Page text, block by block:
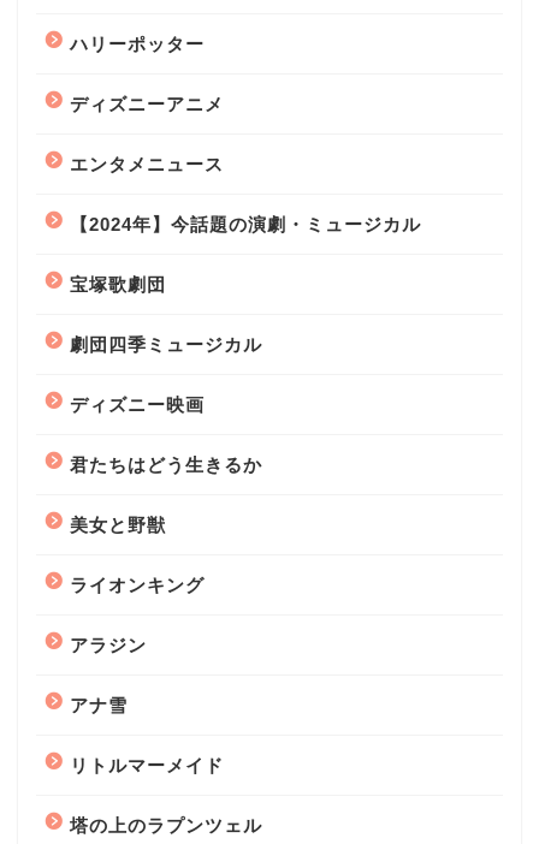
ハリーポッター
ディズニーアニメ
エンタメニュース
【2024年】今話題の演劇・ミュージカル
宝塚歌劇団
劇団四季ミュージカル
ディズニー映画
君たちはどう生きるか
美女と野獣
ライオンキング
アラジン
アナ雪
リトルマーメイド
塔の上のラプンツェル